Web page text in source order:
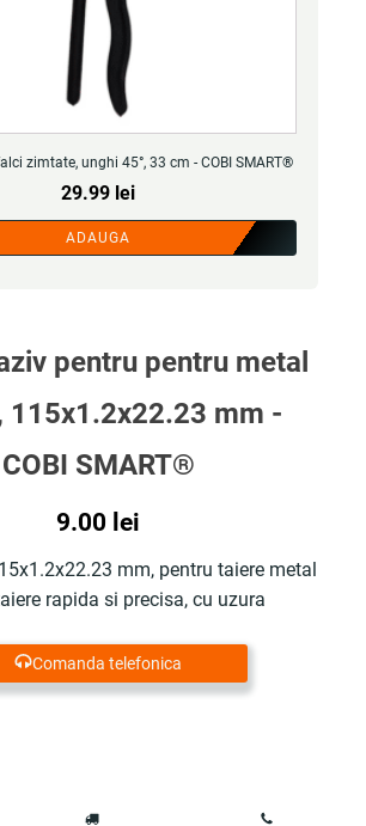
zimtate, unghi 45°, 33 cm - COBI SMART®
29.99 lei
ADAUGA
pentru pentru metal
115x1.2x22.23 mm -
COBI SMART®
9.00 lei
mm, pentru taiere metal
rapida si precisa, cu uzura
Comanda telefonica